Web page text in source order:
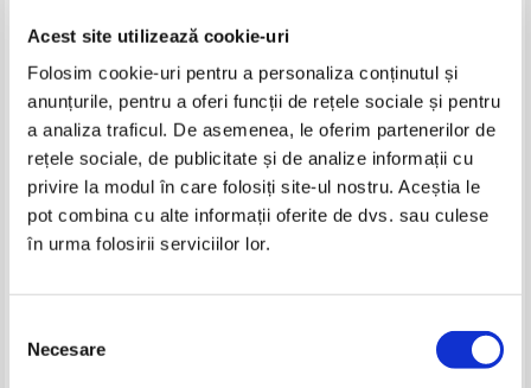
Acest site utilizează cookie-uri
Folosim cookie-uri pentru a personaliza conținutul și
anunțurile, pentru a oferi funcții de rețele sociale și pentru
a analiza traficul. De asemenea, le oferim partenerilor de
rețele sociale, de publicitate și de analize informații cu
privire la modul în care folosiți site-ul nostru. Aceștia le
pot combina cu alte informații oferite de dvs. sau culese
în urma folosirii serviciilor lor.
consimțământului
Necesare
Charles Dickens - Poveste de
14,00Lei 11,20
Adaugă în coș
Ioan Slavici - Zana zorilor
Lei
Adaugă în coș